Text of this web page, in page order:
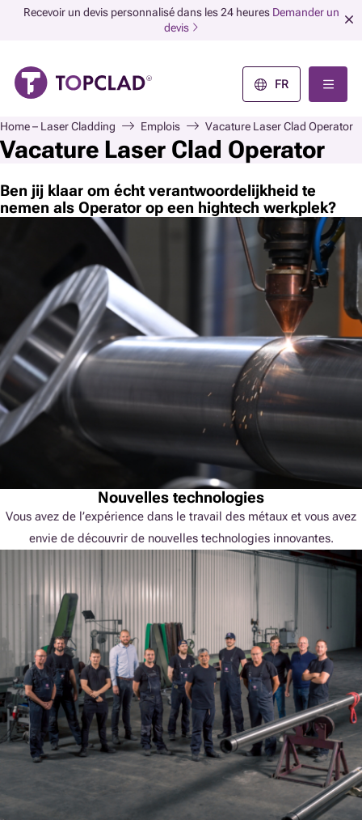
Recevoir un devis personnalisé dans les 24 heures Demander un
devis
FR
Home – Laser Cladding Emplois Vacature Laser Clad Operator
Vacature Laser Clad Operator
Ben jij klaar om écht verantwoordelijkheid te
nemen als Operator op een hightech werkplek?
Nouvelles technologies
Vous avez de l’expérience dans le travail des métaux et vous avez
envie de découvrir de nouvelles technologies innovantes.